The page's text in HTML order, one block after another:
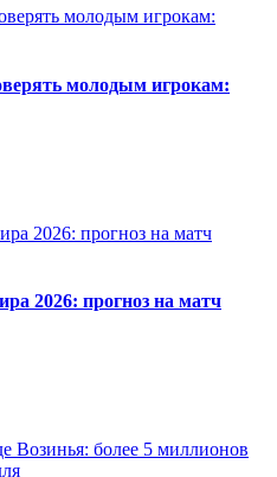
молодым игрокам:
2026: прогноз на матч